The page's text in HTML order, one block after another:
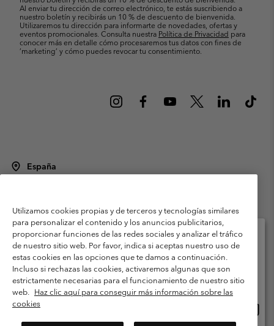
Al enviar tu dirección de correo electrónico, te estás suscribiendo a
nuestro boletín y recibirás un 10 % de descuento de bienvenida.
Utilizaremos tu dirección para informarte de novedades, ofertas y
eventos promocionales. Consulta nuestra Política de Privacidad para
conocer más en detalle cómo procesaremos tus datos con fines de
’marketing’ y cómo puedes revocar tu consentimiento.
España
Condiciones de uso
Terminos de Venta
Garantía
Política de Privacidad
Términos y condiciones del programa de miembros
Términos De Uso Del Contenido Generado Por Los Usuarios
Impressum
Cookies Public CBCR
Utilizamos cookies propias y de terceros y tecnologías similares
para personalizar el contenido y los anuncios publicitarios,
proporcionar funciones de las redes sociales y analizar el tráfico
de nuestro sitio web. Por favor, indica si aceptas nuestro uso de
estas cookies en las opciones que te damos a continuación.
Incluso si rechazas las cookies, activaremos algunas que son
estrictamente necesarias para el funcionamiento de nuestro sitio
web. Haz clic aquí para conseguir más información sobre las
cookies
Selecciona tu país e idioma envío
Compras en línea disponibles